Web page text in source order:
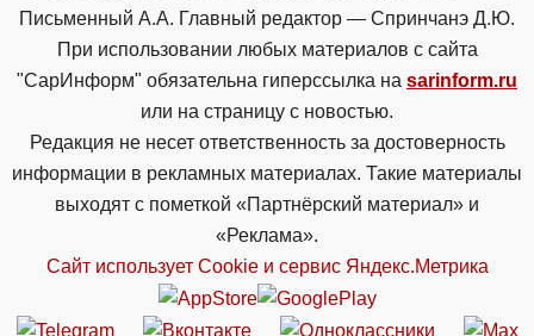
Письменный А.А. Главный редактор — Спринчанэ Д.Ю.
При использовании любых материалов с сайта
"СарИнформ" обязательна гиперссылка на sarinform.ru
или на страницу с новостью.
Редакция не несет ответственность за достоверность
информации в рекламных материалах. Такие материалы
выходят с пометкой «Партнёрский материал» и
«Реклама».
Сайт использует Cookie и сервиc Яндекс.Метрика